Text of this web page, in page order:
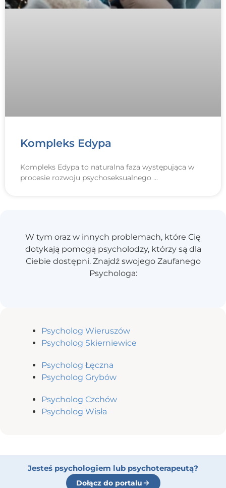
Kompleks Edypa
Kompleks Edypa to naturalna faza występująca w
procesie rozwoju psychoseksualnego
W tym oraz w innych problemach, które Cię
dotykają pomogą psycholodzy, którzy są dla
Ciebie dostępni. Znajdź swojego Zaufanego
Psychologa:
Psycholog Wieruszów
Psycholog Skierniewice
Psycholog Łęczna
Psycholog Grybów
Psycholog Czchów
Psycholog Wisła
Jesteś psychologiem lub psychoterapeutą?
Dołącz do portalu